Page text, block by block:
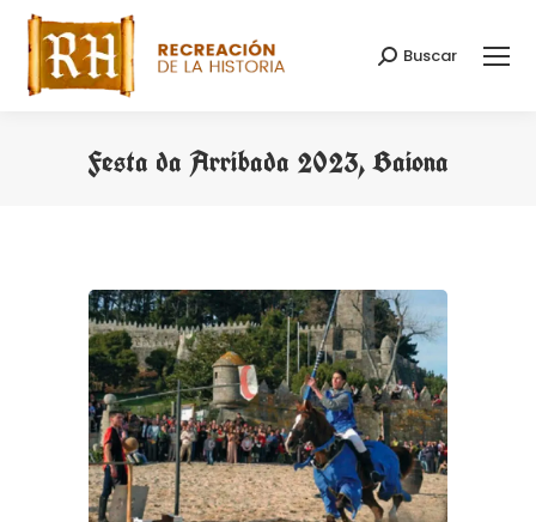
Buscar:
Buscar
Festa da Arribada 2023, Baiona